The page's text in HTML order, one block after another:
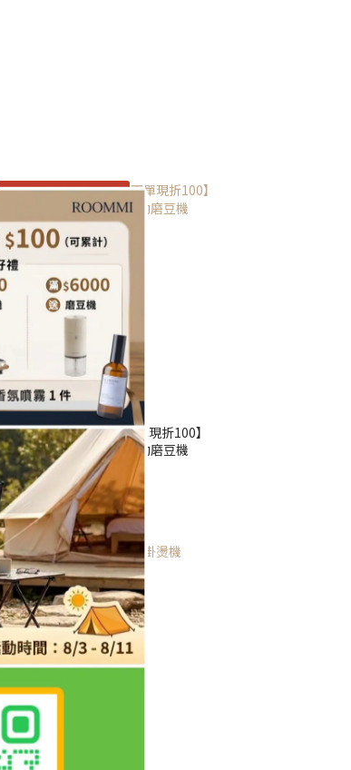
輸碼DADLOVE 贈禮物包裝服務
【專區任2件9折★下單現折100】
Premium 職人電動磨豆機
NT$1,790
NT$2,300